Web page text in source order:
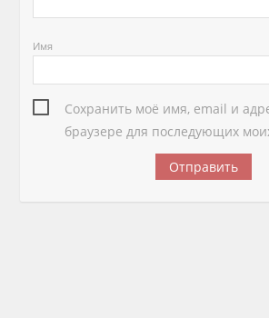
Имя
Сохранить моё имя, email и
браузере для последующих